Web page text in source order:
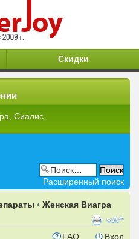
Скидки
Сиалис,
Расширенный поиск
‹ Женская Виагра
FAQ Вход